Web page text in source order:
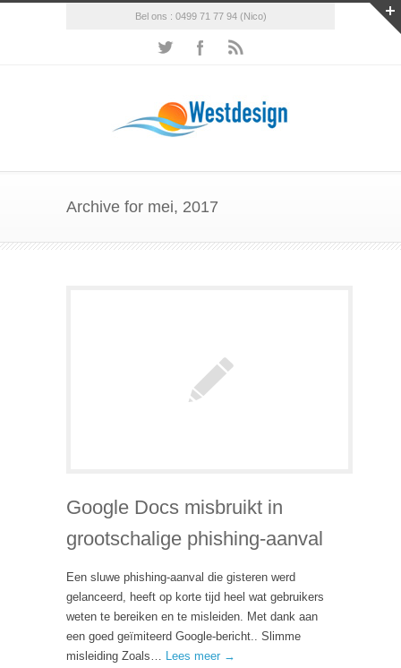
Bel ons : 0499 71 77 94 (Nico)
Archive for mei, 2017
Google Docs misbruikt in
grootschalige phishing-aanval
Een sluwe phishing-aanval die gisteren werd
gelanceerd, heeft op korte tijd heel wat gebruikers
weten te bereiken en te misleiden. Met dank aan
een goed geïmiteerd Google-bericht.. Slimme
misleiding Zoals… Lees meer →